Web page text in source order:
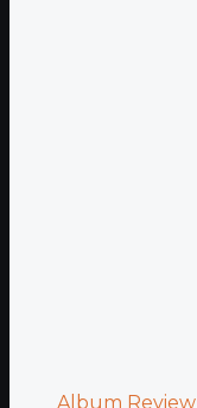
Album Review